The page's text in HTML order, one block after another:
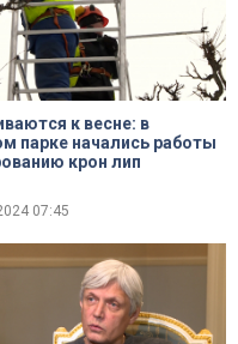
к весне: в
парке начались работы
крон лип
07:45